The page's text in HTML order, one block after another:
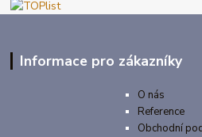
Informace pro zákazníky
O nás
Reference
Obchodní